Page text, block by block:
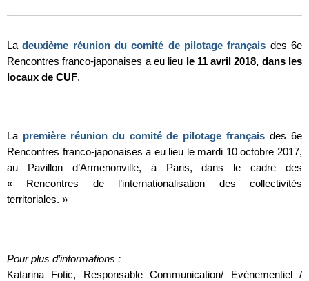
Ladeuxième réunion du comité de pilotage français des 6e
Rencontres franco-japonaises a eu lieu le 11 avril 2018, dans les
locaux de CUF.
La première réunion du comité de pilotage français des 6e
Rencontres franco-japonaises a eu lieu le mardi 10 octobre 2017,
au Pavillon d’Armenonville, à Paris, dans le cadre des
« Rencontres de l’internationalisation des collectivités
territoriales. »
Pour plus d’informations :
Katarina Fotic, Responsable Communication/ Evénementiel /